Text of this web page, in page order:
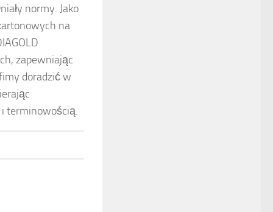
normy. Jako
na
zapewniając
doradzić w
i terminowością.